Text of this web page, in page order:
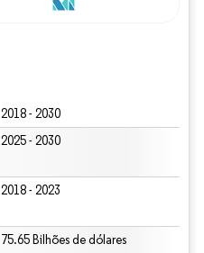
2018 - 2030
2025 - 2030
2018 - 2023
75.65 Bilhões de dólares